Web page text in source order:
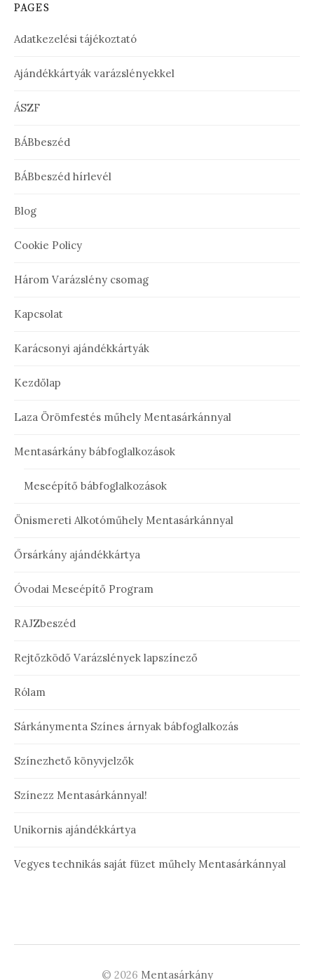
PAGES
Adatkezelési tájékoztató
Ajándékkártyák varázslényekkel
ÁSZF
BÁBbeszéd
BÁBbeszéd hírlevél
Blog
Cookie Policy
Három Varázslény csomag
Kapcsolat
Karácsonyi ajándékkártyák
Kezdőlap
Laza Örömfestés műhely Mentasárkánnyal
Mentasárkány bábfoglalkozások
Meseépítő bábfoglalkozások
Önismereti Alkotóműhely Mentasárkánnyal
Őrsárkány ajándékkártya
Óvodai Meseépítő Program
RAJZbeszéd
Rejtőzködő Varázslények lapszínező
Rólam
Sárkánymenta Színes árnyak bábfoglalkozás
Színezhető könyvjelzők
Színezz Mentasárkánnyal!
Unikornis ajándékkártya
Vegyes technikás saját füzet műhely Mentasárkánnyal
© 2026 Mentasárkány